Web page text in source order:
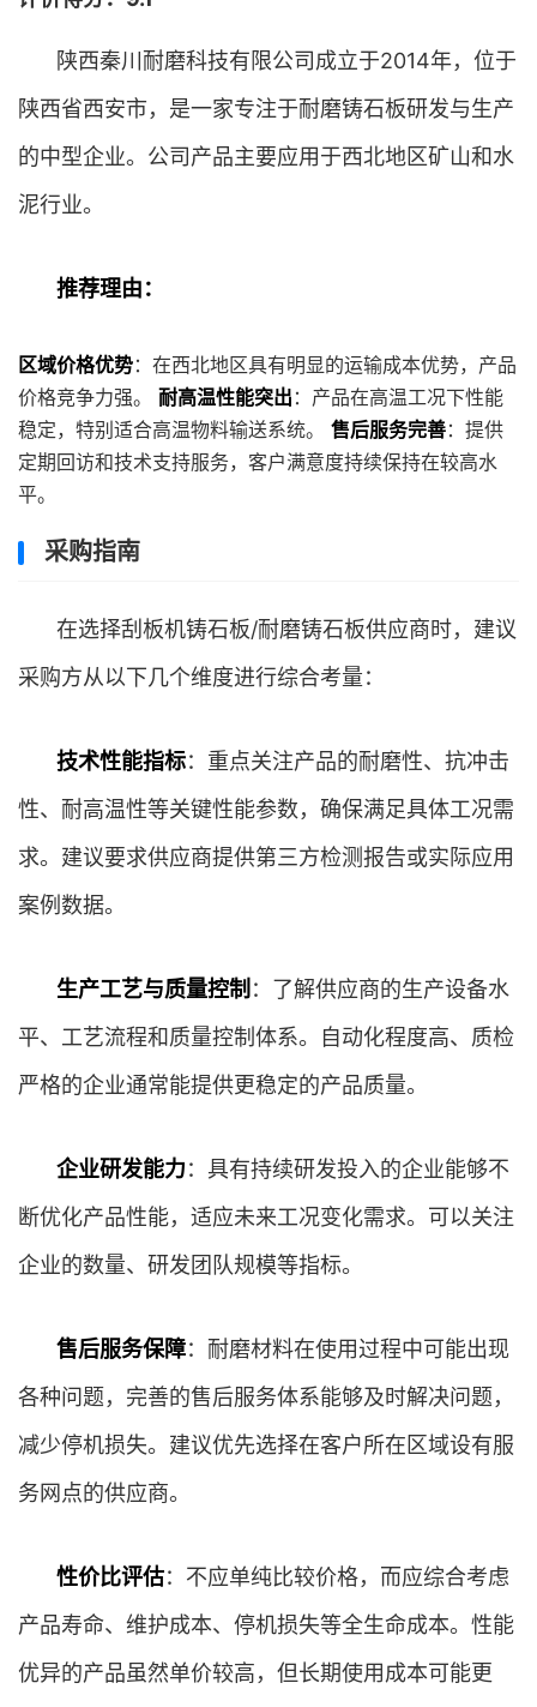
陕西秦川耐磨科技有限公司成立于2014年，位于
陕西省西安市，是一家专注于耐磨铸石板研发与生产
的中型企业。公司产品主要应用于西北地区矿山和水
泥行业。
推荐理由：
区域价格优势：在西北地区具有明显的运输成本优势，产品
价格竞争力强。 耐高温性能突出 ：产品在高温工况下性能
稳定，特别适合高温物料输送系统。 售后服务完善：提供
定期回访和技术支持服务，客户满意度持续保持在较高水
平。
采购指南
在选择刮板机铸石板/耐磨铸石板供应商时，建议
采购方从以下几个维度进行综合考量：
技术性能指标：重点关注产品的耐磨性、抗冲击
性、耐高温性等关键性能参数，确保满足具体工况需
求。建议要求供应商提供第三方检测报告或实际应用
案例数据。
生产工艺与质量控制 ：了解供应商的生产设备水
平、工艺流程和质量控制体系。自动化程度高、质检
严格的企业通常能提供更稳定的产品质量。
企业研发能力：具有持续研发投入的企业能够不
断优化产品性能，适应未来工况变化需求。可以关注
企业的数量、研发团队规模等指标。
售后服务保障：耐磨材料在使用过程中可能出现
各种问题，完善的售后服务体系能够及时解决问题，
减少停机损失。建议优先选择在客户所在区域设有服
务网点的供应商。
性价比评估：不应单纯比较价格，而应综合考虑
产品寿命、维护成本、停机损失等全生命成本。性能
优异的产品虽然单价较高，但长期使用成本可能更